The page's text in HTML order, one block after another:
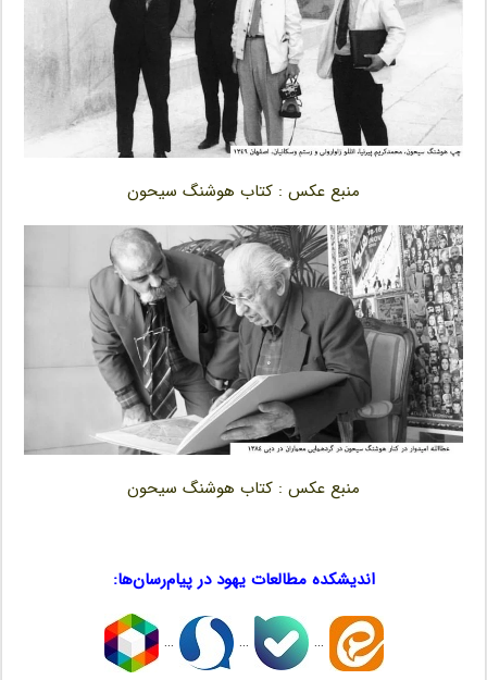
منبع عکس : کتاب هوشنگ سیحون
منبع عکس : کتاب هوشنگ سیحون
اندیشکده مطالعات یهود در پیام‌رسان‌ها:
…
…
…